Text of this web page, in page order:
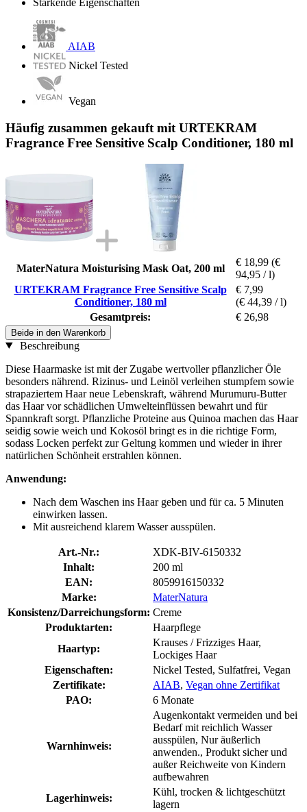
Stärkende Eigenschaften
AIAB
Nickel Tested
Vegan
Häufig zusammen gekauft mit URTEKRAM
Fragrance Free Sensitive Scalp Conditioner, 180 ml
MaterNatura Moisturising Mask Oat, 200 ml
€ 18,99 (€
94,95 / l)
URTEKRAM Fragrance Free Sensitive Scalp
Conditioner, 180 ml
€ 7,99
(€ 44,39 / l)
Gesamtpreis:
€ 26,98
Beide in den Warenkorb
Beschreibung
Diese Haarmaske ist mit der Zugabe wertvoller pflanzlicher Öle
besonders nährend. Rizinus- und Leinöl verleihen stumpfem sowie
strapaziertem Haar neue Lebenskraft, während Murumuru-Butter
das Haar vor schädlichen Umwelteinflüssen bewahrt und für
Spannkraft sorgt. Pflanzliche Proteine aus Quinoa machen das Haar
seidig sowie weich und Kokosöl bringt es in die richtige Form,
sodass Locken perfekt zur Geltung kommen und wieder in ihrer
natürlichen Schönheit erstrahlen können.
Anwendung:
Nach dem Waschen ins Haar geben und für ca. 5 Minuten
einwirken lassen.
Mit ausreichend klarem Wasser ausspülen.
Art.-Nr.:
XDK-BIV-6150332
Inhalt:
200 ml
EAN:
8059916150332
Marke:
MaterNatura
Konsistenz/Darreichungsform: Creme
Produktarten:
Haarpflege
Haartyp:
Krauses / Frizziges Haar,
Lockiges Haar
Eigenschaften:
Nickel Tested, Sulfatfrei, Vegan
Zertifikate:
AIAB, Vegan ohne Zertifikat
PAO:
6 Monate
Warnhinweis:
Augenkontakt vermeiden und bei
Bedarf mit reichlich Wasser
ausspülen, Nur äußerlich
anwenden., Produkt sicher und
außer Reichweite von Kindern
aufbewahren
Lagerhinweis:
Kühl, trocken & lichtgeschützt
lagern